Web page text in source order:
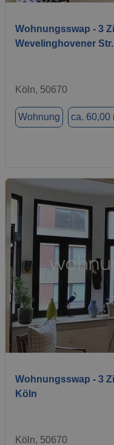
Wohnungsswap - 3
Wevelinghovener
Köln, 50670
Wohnung ca. 60,00
Wohnungsswap - 3
Köln
Köln, 50670